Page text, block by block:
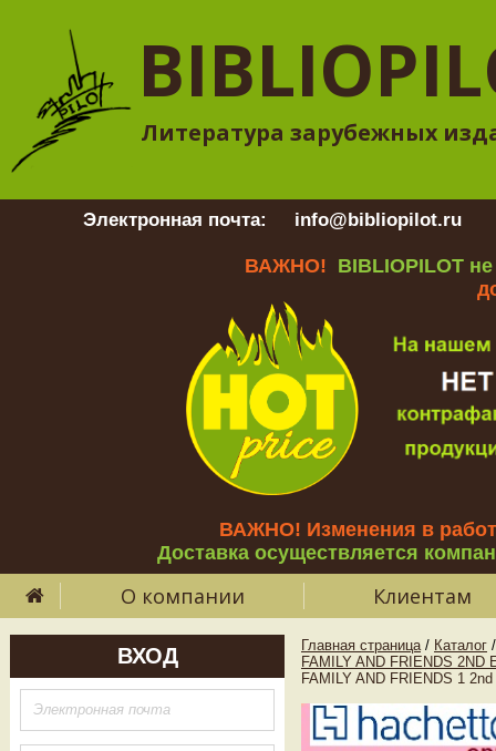
Литература зарубежных
Электронная почта: info@bibliopilot.ru
ВАЖНО! BIBLIOPILOT
ВАЖНО! Изменения в
Доставка осуществляется
О компании Клиентам
ВХОД Главная страница / Каталог /
FAMILY AND FRIENDS
FAMILY AND FRIENDS 1